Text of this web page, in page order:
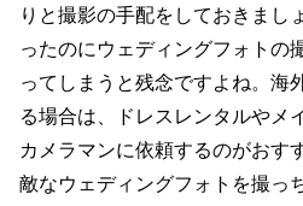
りと撮影の手配をしておきまし
ったのにウェディングフォトの
ってしまうと残念ですよね。海
る場合は、ドレスレンタルやメ
カメラマンに依頼するのがおす
敵なウェディングフォトを撮っ